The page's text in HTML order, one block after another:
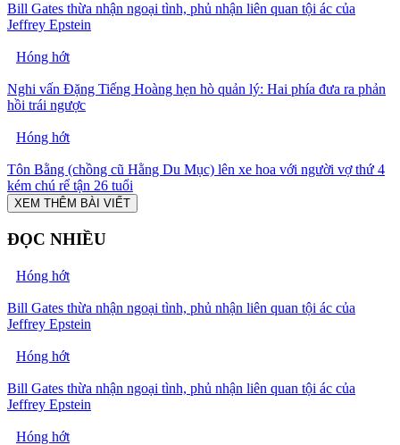
Bill Gates thừa nhận ngoại tình, phủ nhận liên quan tội ác của
Jeffrey Epstein
Hóng hớt
Nghi vấn Đặng Tiếng Hoàng hẹn hò quản lý: Hai phía đưa ra phản
hồi trái ngược
Hóng hớt
Tôn Bằng (chồng cũ Hằng Du Mục) lên xe hoa với người vợ thứ 4
kém chú rể tận 26 tuổi
XEM THÊM BÀI VIẾT
ĐỌC NHIỀU
Hóng hớt
Bill Gates thừa nhận ngoại tình, phủ nhận liên quan tội ác của
Jeffrey Epstein
Hóng hớt
Bill Gates thừa nhận ngoại tình, phủ nhận liên quan tội ác của
Jeffrey Epstein
Hóng hớt